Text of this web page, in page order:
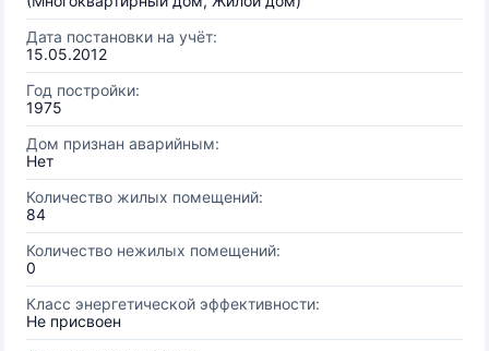
Дата постановки на учёт:
15.05.2012
Год постройки:
1975
Дом признан аварийным:
Нет
Количество жилых помещений:
84
Количество нежилых помещений:
0
Класс энергетической эффективности:
Не присвоен